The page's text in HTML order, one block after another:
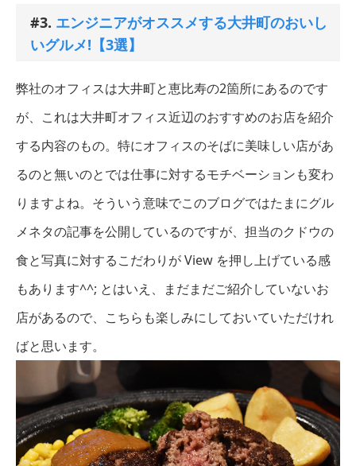
#3. エンジニアがオススメする大井町のおいし
いグルメ!【3選】
弊社のオフィスは大井町と恵比寿の2箇所にあるのです
が、これは大井町オフィス近辺のおすすめのお店を紹介
する内容のもの。特にオフィスのそばに美味しい店があ
るのと無いのとでは仕事に対するモチベーションも変わ
りますよね。そういう意味でこのブログではたまにグル
メネタの記事を公開しているのですが、担当のクドウの
食と写真に対するこだわりが View を押し上げている感
もあります^^; とはいえ、まだまだご紹介していないお
店があるので、こちらも楽しみにしておいていただけれ
ばと思います。